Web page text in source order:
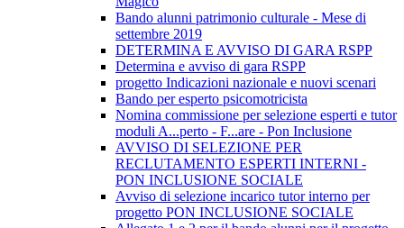
Bando alunni patrimonio culturale - Mese di
settembre 2019
DETERMINA E AVVISO DI GARA RSPP
Determina e avviso di gara RSPP
progetto Indicazioni nazionale e nuovi scenari
Bando per esperto psicomotricista
Nomina commissione per selezione esperti e tutor
moduli A...perto - F...are - Pon Inclusione
AVVISO DI SELEZIONE PER
RECLUTAMENTO ESPERTI INTERNI -
PON INCLUSIONE SOCIALE
Avviso di selezione incarico tutor interno per
progetto PON INCLUSIONE SOCIALE